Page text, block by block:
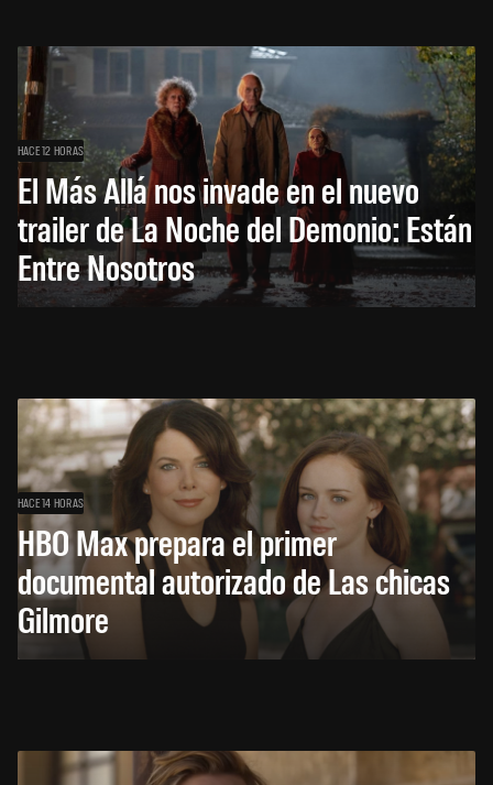
HACE 12 HORAS
El Más Allá nos invade en el nuevo
trailer de La Noche del Demonio: Están
Entre Nosotros
HACE 14 HORAS
HBO Max prepara el primer
documental autorizado de Las chicas
Gilmore